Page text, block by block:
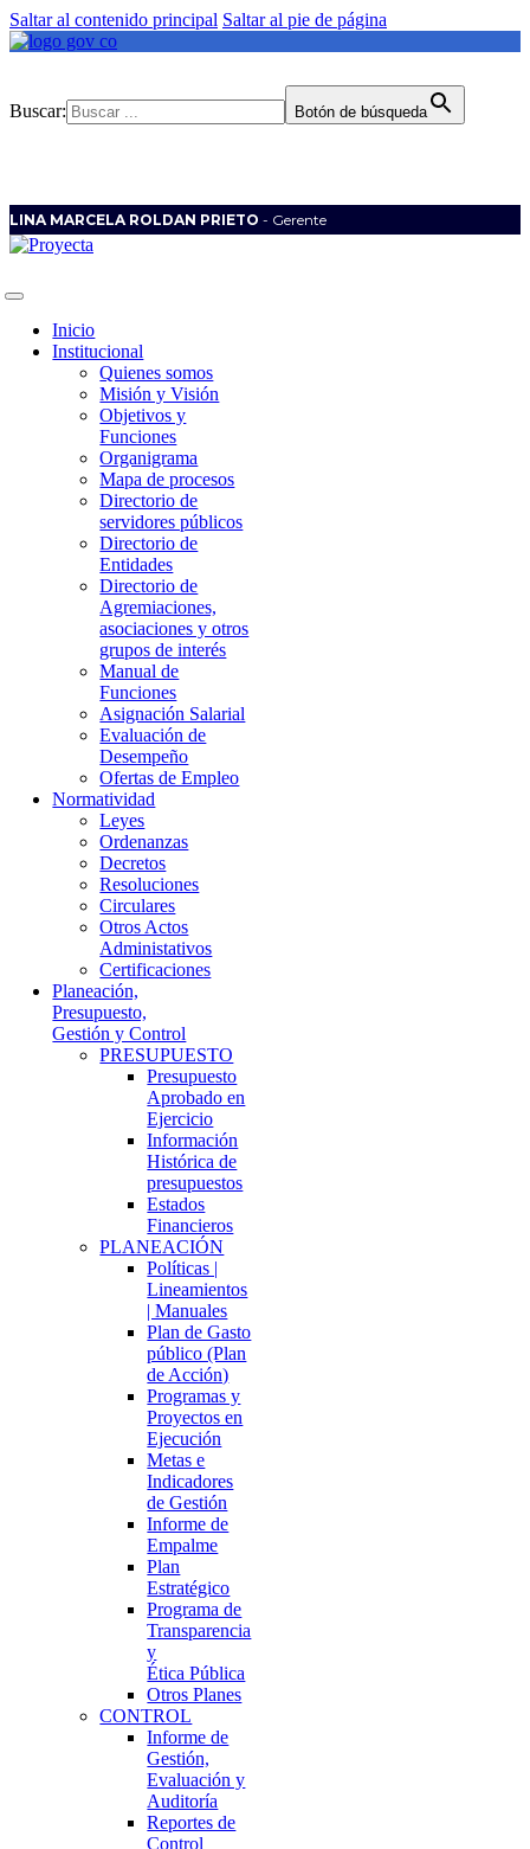
Saltar al contenido principal Saltar al pie de página
Buscar: Botón de búsqueda
LINA MARCELA ROLDAN PRIETO - Gerente
Inicio
Institucional
Quienes somos
Misión y Visión
Objetivos y
Funciones
Organigrama
Mapa de procesos
Directorio de
servidores públicos
Directorio de
Entidades
Directorio de
Agremiaciones,
asociaciones y otros
grupos de interés
Manual de
Funciones
Asignación Salarial
Evaluación de
Desempeño
Ofertas de Empleo
Normatividad
Leyes
Ordenanzas
Decretos
Resoluciones
Circulares
Otros Actos
Administativos
Certificaciones
Planeación,
Presupuesto,
Gestión y Control
PRESUPUESTO
Presupuesto
Aprobado en
Ejercicio
Información
Histórica de
presupuestos
Estados
Financieros
PLANEACIÓN
Políticas |
Lineamientos
| Manuales
Plan de Gasto
público (Plan
de Acción)
Programas y
Proyectos en
Ejecución
Metas e
Indicadores
de Gestión
Informe de
Empalme
Plan
Estratégico
Programa de
Transparencia
y
Ética Pública
Otros Planes
CONTROL
Informe de
Gestión,
Evaluación y
Auditoría
Reportes de
Control